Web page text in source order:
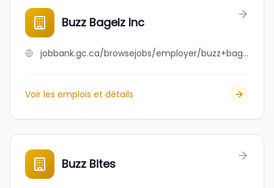
Buzz Bagelz Inc
jobbank.gc.ca/browsejobs/employer/buzz+bagelz+inc/ca
Voir les emplois et détails
Buzz Bites